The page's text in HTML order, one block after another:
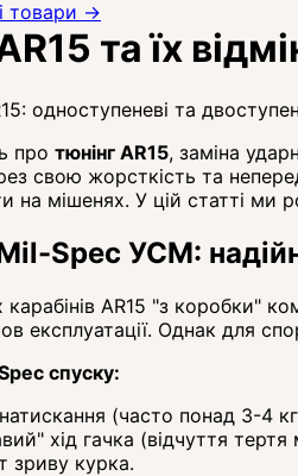
та їх
одноступеневі та
про тюнінг AR15, заміна
свою жорсткість та
на мішенях. У цій статті ми
Spec УСМ:
AR15 "з коробки"
експлуатації. Однак для
спуску:
(часто понад 3-4
хід гачка (відчуття
зриву курка.
товари →